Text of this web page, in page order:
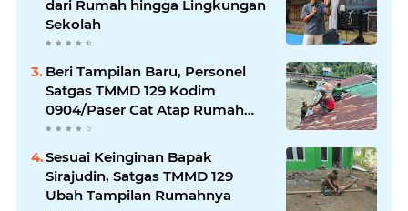
dari Rumah hingga Lingkungan
Sekolah
Beri Tampilan Baru, Personel
Satgas TMMD 129 Kodim
0904/Paser Cat Atap Rumah
Marbot
Sesuai Keinginan Bapak
Sirajudin, Satgas TMMD 129
Ubah Tampilan Rumahnya